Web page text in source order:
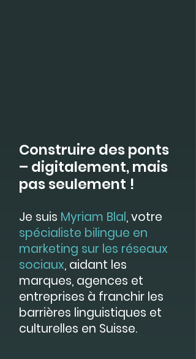
Construire des ponts
– digitalement, mais
pas seulement !
Je suis Myriam Blal, votre
spécialiste bilingue en
marketing sur les réseaux
sociaux, aidant les
marques, agences et
entreprises à franchir les
barrières linguistiques et
culturelles en Suisse.